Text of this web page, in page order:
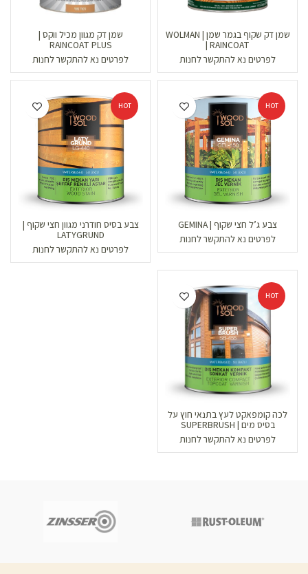
שמן דק שקוף בגמר שמן | WOLMAN
| RAINCOAT
לפרטים נא להתקשר לחנות
שמן דק מגוון מכיל ווקס |
RAINCOAT PLUS
לפרטים נא להתקשר לחנות
HOT
צבע ג’ל חצי שקוף | GEMINA
לפרטים נא להתקשר לחנות
HOT
צבע בסיס חודרני מגוון חצי שקוף |
LATYGRUND
לפרטים נא להתקשר לחנות
HOT
לכה קומפאקט לעץ בתנאי חוץ על
בסיס מים | SUPERBRUSH
לפרטים נא להתקשר לחנות